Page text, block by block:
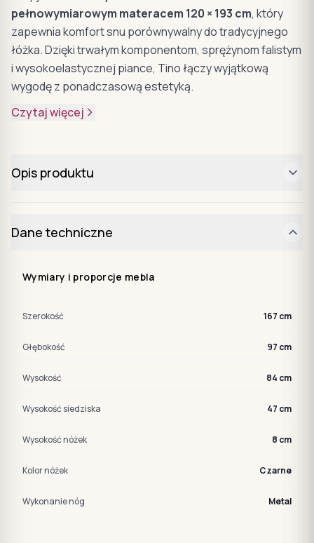
pełnowymiarowym materacem 120 × 193 cm, który
zapewnia komfort snu porównywalny do tradycyjnego
łóżka. Dzięki trwałym komponentom, sprężynom falistym
i wysokoelastycznej piance, Tino łączy wyjątkową
wygodę z ponadczasową estetyką.
Czytaj więcej
Opis produktu
Dane techniczne
Wymiary i proporcje mebla
Szerokość 167 cm
Głębokość 97 cm
Wysokość 84 cm
Wysokość siedziska 47 cm
Wysokość nóżek 8 cm
Kolor nóżek Czarne
Wykonanie nóg Metal